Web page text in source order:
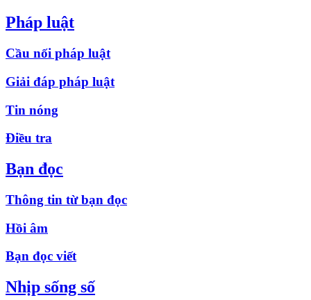
Pháp luật
Cầu nối pháp luật
Giải đáp pháp luật
Tin nóng
Điều tra
Bạn đọc
Thông tin từ bạn đọc
Hồi âm
Bạn đọc viết
Nhịp sống số